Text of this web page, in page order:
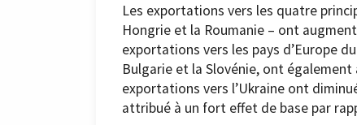
Les exportations vers les quatre
Hongrie et la Roumanie – ont
exportations vers les pays d’Europe
Bulgarie et la Slovénie, ont également
exportations vers l’Ukraine ont
attribué à un fort effet de base par